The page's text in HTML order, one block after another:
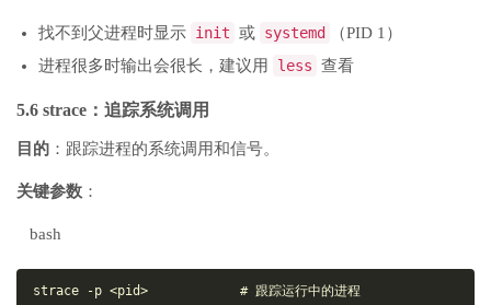
找不到父进程时显示 init 或 systemd
（PID 1）
进程很多时输出会很长，建议用
less 查看
5.6 strace：追踪系统调用
目的 ：跟踪进程的系统调用和信号。
关键参数 ：
bash
strace -p <pid>            # 跟踪运行中的进程